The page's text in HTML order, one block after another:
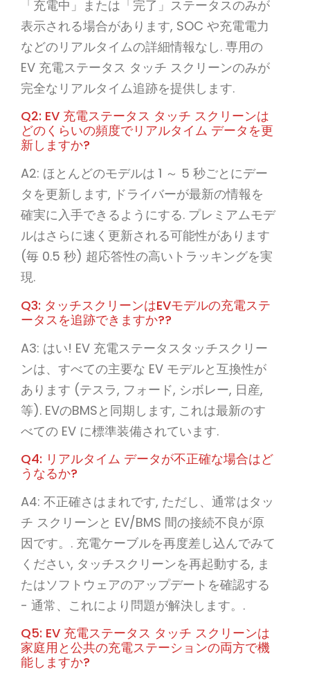
「充電中」または「完了」ステータスのみが
表示される場合があります, SOC や充電電力
などのリアルタイムの詳細情報なし. 専用の
EV 充電ステータス タッチ スクリーンのみが
完全なリアルタイム追跡を提供します.
Q2: EV 充電ステータス タッチ スクリーンは
どのくらいの頻度でリアルタイム データを更
新しますか?
A2: ほとんどのモデルは 1 ～ 5 秒ごとにデー
タを更新します, ドライバーが最新の情報を
確実に入手できるようにする. プレミアムモデ
ルはさらに速く更新される可能性があります
(毎 0.5 秒) 超応答性の高いトラッキングを実
現.
Q3: タッチスクリーンはEVモデルの充電ステ
ータスを追跡できますか??
A3: はい! EV 充電ステータスタッチスクリー
ンは、すべての主要な EV モデルと互換性が
あります (テスラ, フォード, シボレー, 日産,
等). EVのBMSと同期します, これは最新のす
べての EV に標準装備されています.
Q4: リアルタイム データが不正確な場合はど
うなるか?
A4: 不正確さはまれです, ただし、通常はタッ
チ スクリーンと EV/BMS 間の接続不良が原
因です。. 充電ケーブルを再度差し込んでみて
ください, タッチスクリーンを再起動する, ま
たはソフトウェアのアップデートを確認する
- 通常、これにより問題が解決します。.
Q5: EV 充電ステータス タッチ スクリーンは
家庭用と公共の充電ステーションの両方で機
能しますか?